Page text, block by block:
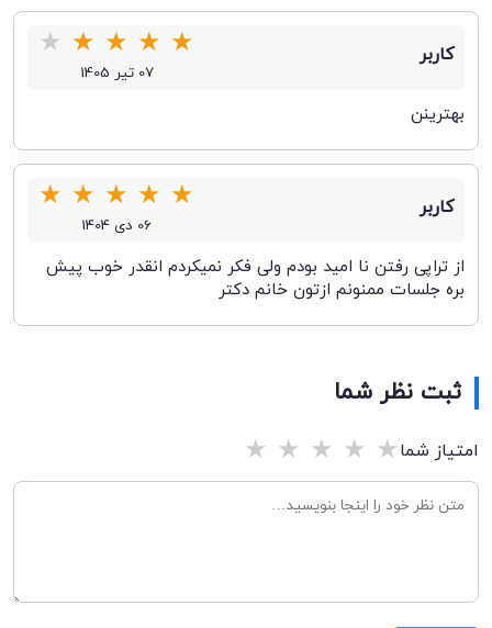
کاربر ★
★
★
★
★
07 تیر 1405
بهترینن
کاربر ★
★
★
★
★
06 دی 1404
از تراپی رفتن نا امید بودم ولی فکر نمیکردم انقدر خوب پیش
بره جلسات ممنونم ازتون خانم دکتر
ثبت نظر شما
امتیاز شما★
★
★
★
★